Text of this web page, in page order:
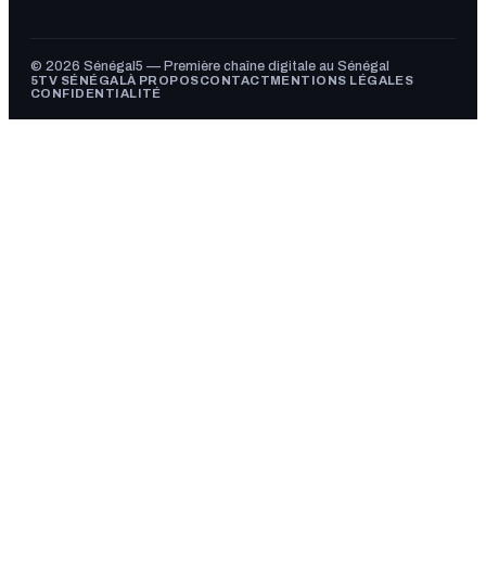
© 2026 Sénégal5 — Première chaîne digitale au Sénégal
5TV SÉNÉGALÀ PROPOSCONTACTMENTIONS LÉGALES
CONFIDENTIALITÉ